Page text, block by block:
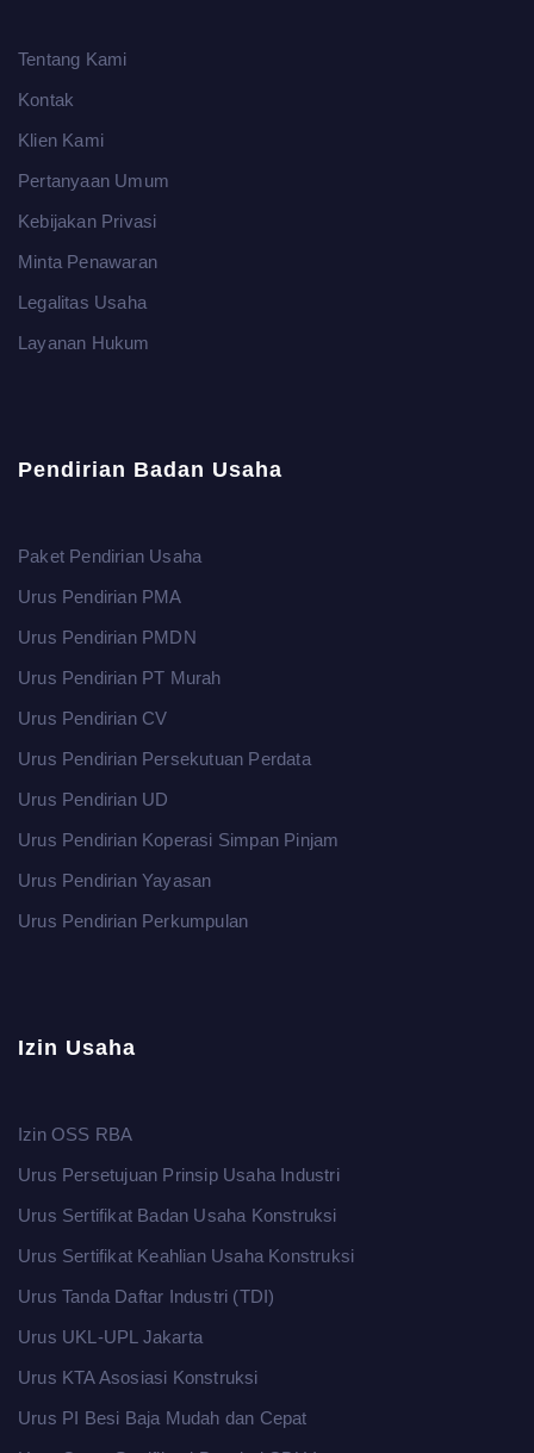
Tentang Kami
Kontak
Klien Kami
Pertanyaan Umum
Kebijakan Privasi
Minta Penawaran
Legalitas Usaha
Layanan Hukum
Pendirian Badan Usaha
Paket Pendirian Usaha
Urus Pendirian PMA
Urus Pendirian PMDN
Urus Pendirian PT Murah
Urus Pendirian CV
Urus Pendirian Persekutuan Perdata
Urus Pendirian UD
Urus Pendirian Koperasi Simpan Pinjam
Urus Pendirian Yayasan
Urus Pendirian Perkumpulan
Izin Usaha
Izin OSS RBA
Urus Persetujuan Prinsip Usaha Industri
Urus Sertifikat Badan Usaha Konstruksi
Urus Sertifikat Keahlian Usaha Konstruksi
Urus Tanda Daftar Industri (TDI)
Urus UKL-UPL Jakarta
Urus KTA Asosiasi Konstruksi
Urus PI Besi Baja Mudah dan Cepat